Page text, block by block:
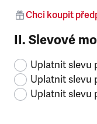
Chci koupit
II. Slevové
Uplatnit slevu
Uplatnit slevu
Uplatnit slevu